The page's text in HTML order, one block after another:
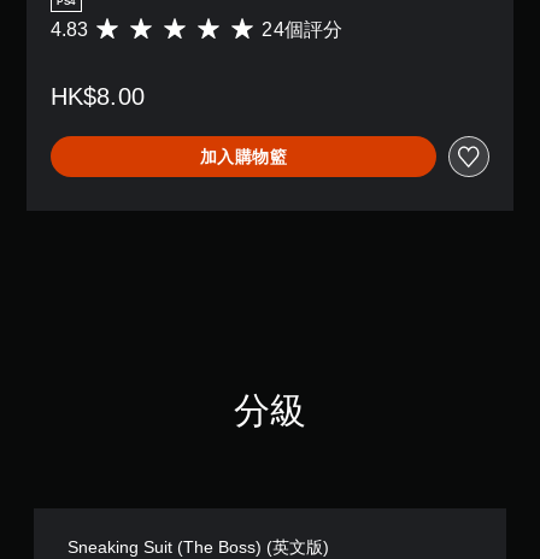
平
分
4
.
則
4.83 24個評分
HK$8.00
加入購物籃
分級
Sneaking Suit (The Boss) (英文版)